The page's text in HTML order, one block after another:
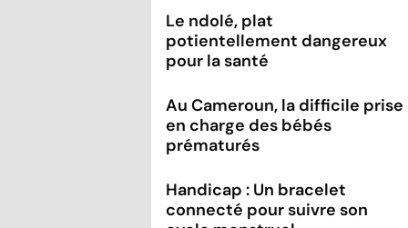
Le ndolé, plat
potientellement dangereux
pour la santé
Au Cameroun, la difficile prise
en charge des bébés
prématurés
Handicap : Un bracelet
connecté pour suivre son